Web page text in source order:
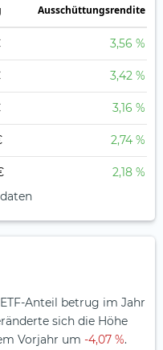
Ausschüttungsrendite
3,56 %
3,42 %
3,16 %
2,74 %
2,18 %
Anteil betrug im Jahr
sich die Höhe
Vorjahr um -4,07 %.